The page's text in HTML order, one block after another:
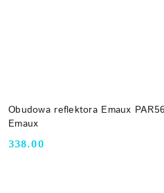
Obudowa reflektora Emaux
Emaux
Cena:
338.00